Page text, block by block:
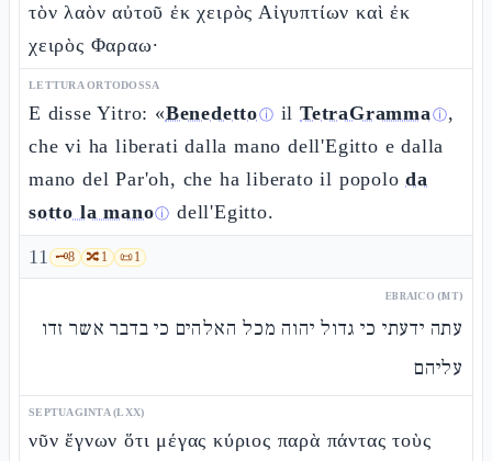
τὸν λαὸν αὐτοῦ ἐκ χειρὸς Αἰγυπτίων καὶ ἐκ
χειρὸς Φαραω·
LETTURA ORTODOSSA
E disse Yitro: «Benedettoⓘ ilTetraGrammaⓘ,
che vi ha liberati dalla mano dell'Egitto e dalla
mano del Par'oh, che ha liberato il popoloda
sotto la manoⓘ dell'Egitto.
11 🗝️8 🔀1 📜1
EBRAICO (MT)
עתה ידעתי כי גדול יהוה מכל האלהים כי בדבר אשר זדו
עליהם
SEPTUAGINTA (LXX)
νῦν ἔγνων ὅτι μέγας κύριος παρὰ πάντας τοὺς